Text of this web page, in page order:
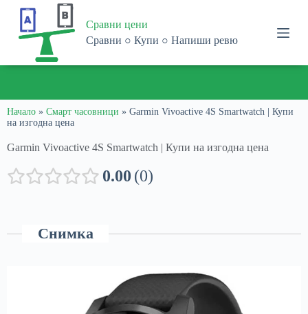
o
n
t
n
Сравни цени
Сравни ○ Купи ○ Напиши ревю
Начало » Смарт часовници » Garmin Vivoactive 4S Smartwatch | Купи
на изгодна цена
Garmin Vivoactive 4S Smartwatch | Купи на изгодна цена
0.00 0
Снимка